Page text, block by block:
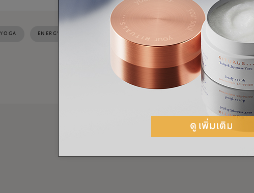
YOGA ENERGY LAURA VAN REE RITUALS